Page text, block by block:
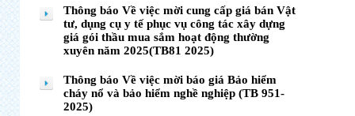
Thông báo Về việc mời cung cấp giá bán Vật
tư, dụng cụ y tế phục vụ công tác xây dựng
giá gói thầu mua sắm hoạt động thường
xuyên năm 2025(TB81 2025)
Thông báo Về việc mời báo giá Bảo hiểm
cháy nổ và bảo hiểm nghề nghiệp (TB 951-
2025)